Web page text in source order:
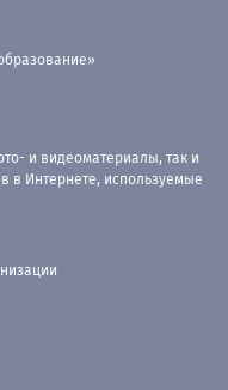
и видеоматериалы, так и
в Интернете, используемые